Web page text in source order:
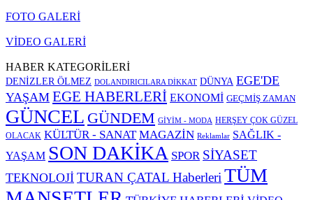
FOTO GALERİ
VİDEO GALERİ
HABER KATEGORİLERİ
DENİZLER ÖLMEZ DOLANDIRICILARA DİKKAT DÜNYA EGE'DE
YAŞAM EGE HABERLERİ EKONOMİ GEÇMİŞ ZAMAN
GÜNCEL GÜNDEM GİYİM - MODA HERŞEY ÇOK GÜZEL
OLACAK KÜLTÜR - SANAT MAGAZİN Reklamlar SAĞLIK -
YAŞAM SON DAKİKA SPOR SİYASET
TEKNOLOJİ TURAN ÇATAL Haberleri TÜM